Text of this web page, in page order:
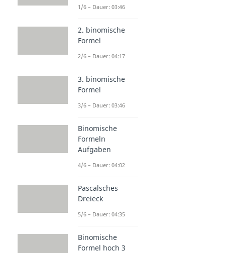
1/6 – Dauer: 03:46
2. binomische
Formel
2/6 – Dauer: 04:17
3. binomische
Formel
3/6 – Dauer: 03:46
Binomische
Formeln
Aufgaben
4/6 – Dauer: 04:02
Pascalsches
Dreieck
5/6 – Dauer: 04:35
Binomische
Formel hoch 3